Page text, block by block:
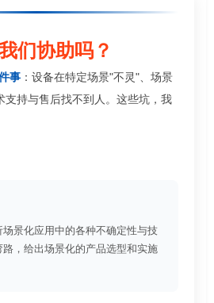
们协助吗？
事 ：设备在特定场景"不灵"、场景
支持与售后找不到人。这些坑，我
景化应用中的各种不确定性与技
，给出场景化的产品选型和实施